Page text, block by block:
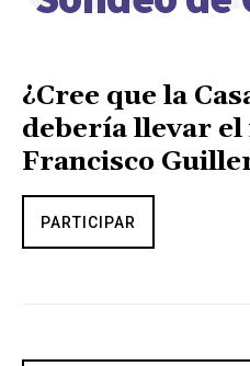
¿Cree que la
debería llevar
Francisco
PARTICIPAR